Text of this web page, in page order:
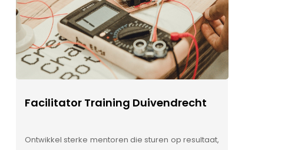
Facilitator Training Duivendrecht
Ontwikkel sterke mentoren die sturen op resultaat,